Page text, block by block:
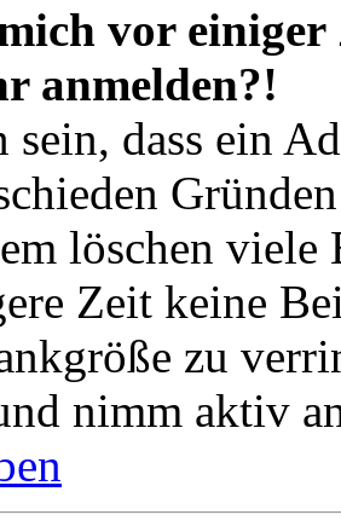
vor
anmelden?!
sein, dass ein
löschen viele
Zeit keine
zu
nimm aktiv